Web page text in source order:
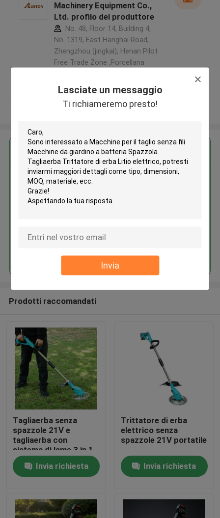
Lasciate un messaggio
Ti richiameremo presto!
Invia
Casa.
Video
Machinery Equipment Co.,
Ltd. profilo del produttore
No. 48, Floor 14, Building 4,
No. 1319, East Hanghai Road,
Zhengzhou (jingkai), Henan Pilot
Free Trade Zone ,Porcellana
Fornitore verificato
Osservi più
Ottieni il miglior prezzo per
Macchine per il taglio senza fili
Spazzola Tagliaerba Trittatore
Prodotti raccomandati
Tagliaerba senza
spazzole 21V e
tagliaerba con
sistema di lame 3 in 1
Invia richiesta
Trittatore di erba
elettrico senza
spazzole 21V portatile
Invia richiesta